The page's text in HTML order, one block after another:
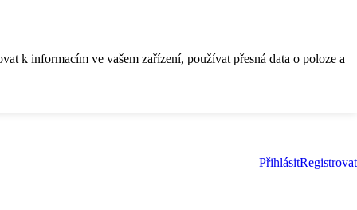
k informacím ve vašem zařízení, používat přesná data o poloze a
PřihlásitRegistrovat